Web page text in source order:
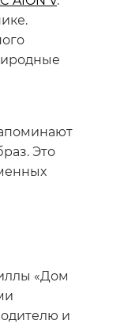
Это
«Дом
и